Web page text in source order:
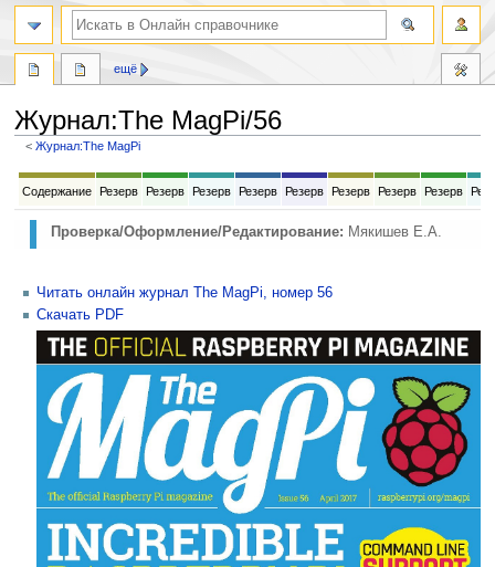
Журнал:The MagPi/56
<Журнал:The MagPi
Перейти
навигации
Перейти
поиску
Содержание Резерв Резерв Резерв Резерв Резерв Резерв Резерв Резерв
Проверка/Оформление/Редактирование: Мякишев Е.А.
Читать онлайн журнал The MagPi, номер 56
Скачать PDF
ещё